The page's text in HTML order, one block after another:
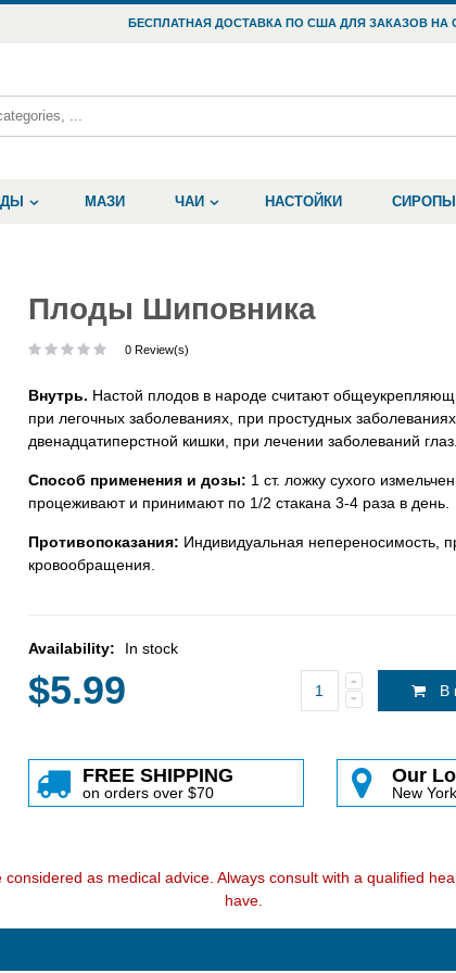
БЕСПЛАТНАЯ ДОСТАВКА ПО США ДЛЯ ЗАКАЗОВ НА
МАЗИ ЧАИ НАСТОЙКИ СИРОПЫ
Плоды Шиповника
0 Review(s)
Внутрь. Настой плодов в народе считают
при легочных заболеваниях, при простудных
двенадцатиперстной кишки, при лечении заболеваний глаз.
Способ применения и дозы: 1 ст. ложку сухого
процеживают и принимают по 1/2 стакана 3-4 раза в день.
Противопоказания: Индивидуальная непереносимость,
кровообращения.
Availability: In stock
$5.99 В
FREE SHIPPING
on orders over $70
Our
New
as medical advice. Always consult with a qualified
have.